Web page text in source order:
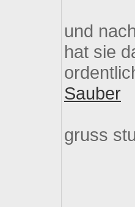
und
hat sie
Sauber
gruss